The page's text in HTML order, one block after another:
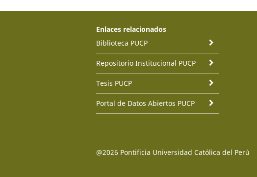
Enlaces relacionados
Biblioteca PUCP
Repositorio Institucional PUCP
Tesis PUCP
Portal de Datos Abiertos PUCP
@2026 Pontificia Universidad Católica del Perú